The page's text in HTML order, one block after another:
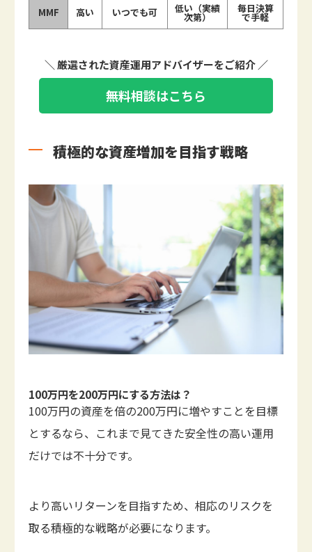
MMF 高い いつでも可 低い（実績
次第）
毎日決算
で手軽
＼ 厳選された資産運用アドバイザーをご紹介 ／
無料相談はこちら
積極的な資産増加を目指す戦略
100万円を200万円にする方法は？
100万円の資産を倍の200万円に増やすことを目標
とするなら、これまで見てきた安全性の高い運用
だけでは不十分です。
より高いリターンを目指すため、相応のリスクを
取る積極的な戦略が必要になります。